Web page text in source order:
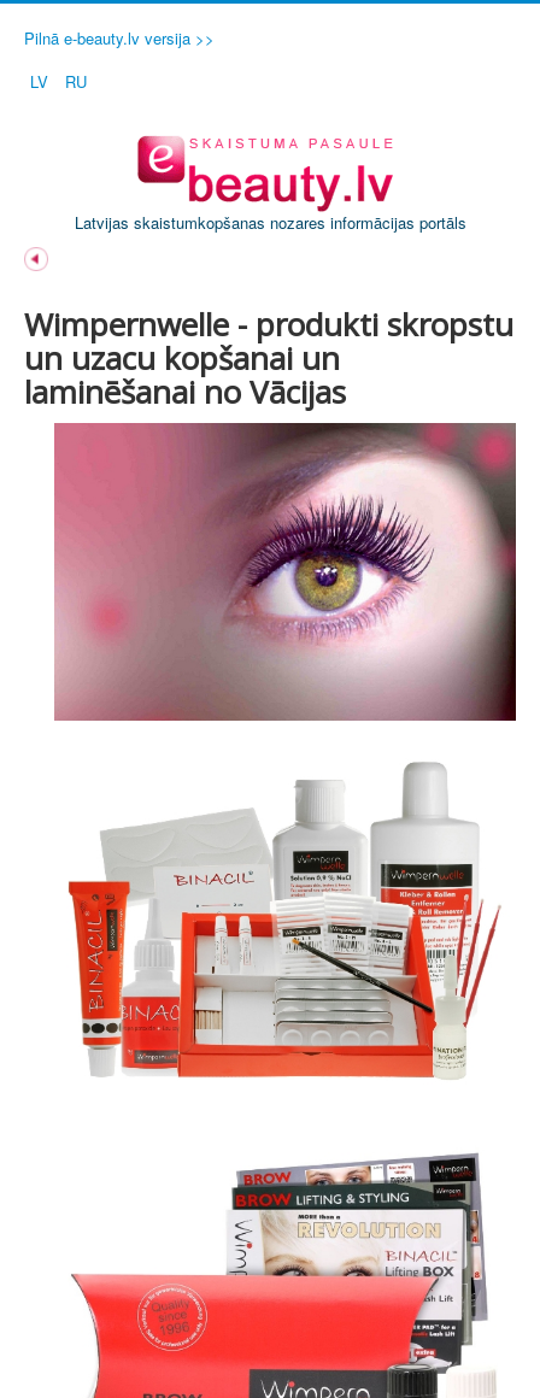
Pilnā e-beauty.lv versija >>
LV
RU
Latvijas skaistumkopšanas nozares informācijas portāls
Wimpernwelle - produkti skropstu
un uzacu kopšanai un
laminēšanai no Vācijas